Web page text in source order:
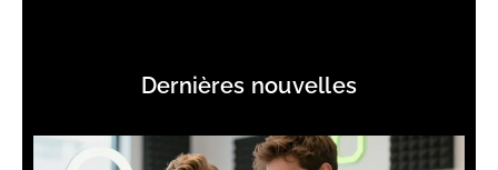
Dernières nouvelles